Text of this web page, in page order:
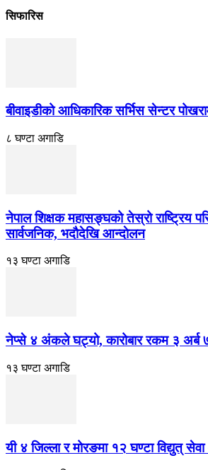
सिफारिस
बीवाइडीको आधिकारिक सर्भिस सेन्टर
८ घण्टा अगाडि
नेपाल शिक्षक महासङ्घको तेस्रो राष्ट्रिय
सार्वजनिक, भदाैदेखि आन्दाेलन
१३ घण्टा अगाडि
नेप्से ४ अंकले घट्यो, कारोबार रकम ३ अर्ब
१३ घण्टा अगाडि
यी ४ जिल्ला र मोरङमा १२ घण्टा विद्युत्